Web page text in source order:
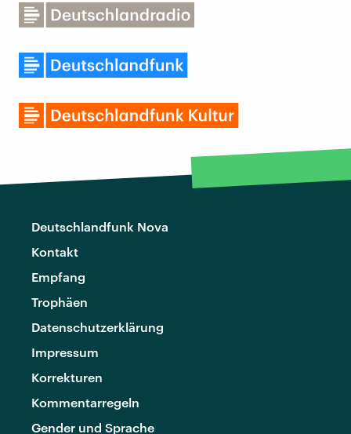
Deutschlandfunk Nova
Kontakt
Empfang
Trophäen
Datenschutzerklärung
Impressum
Korrekturen
Kommentarregeln
Gender und Sprache